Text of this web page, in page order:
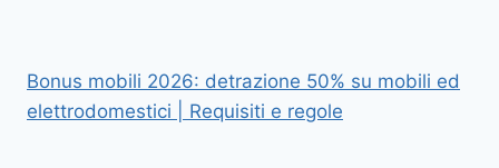
Bonus mobili 2026: detrazione 50% su mobili ed
elettrodomestici | Requisiti e regole